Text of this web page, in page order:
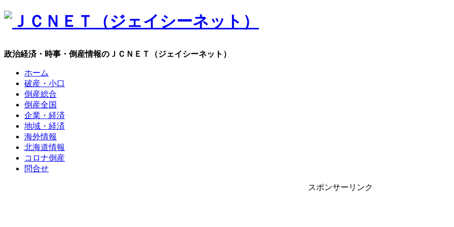
政治経済・時事・倒産情報のＪＣＮＥＴ（ジェイシーネット）
ホーム
破産・小口
倒産総合
倒産全国
企業・経済
地域・経済
海外情報
北海道情報
コロナ倒産
問合せ
スポンサーリンク